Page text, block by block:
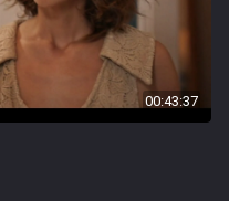
00:43:37